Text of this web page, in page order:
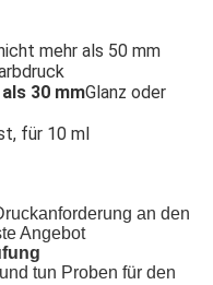
mehr als 50 mm
30 mmGlanz oder
für 10 ml
an den
Angebot
tun Proben für den